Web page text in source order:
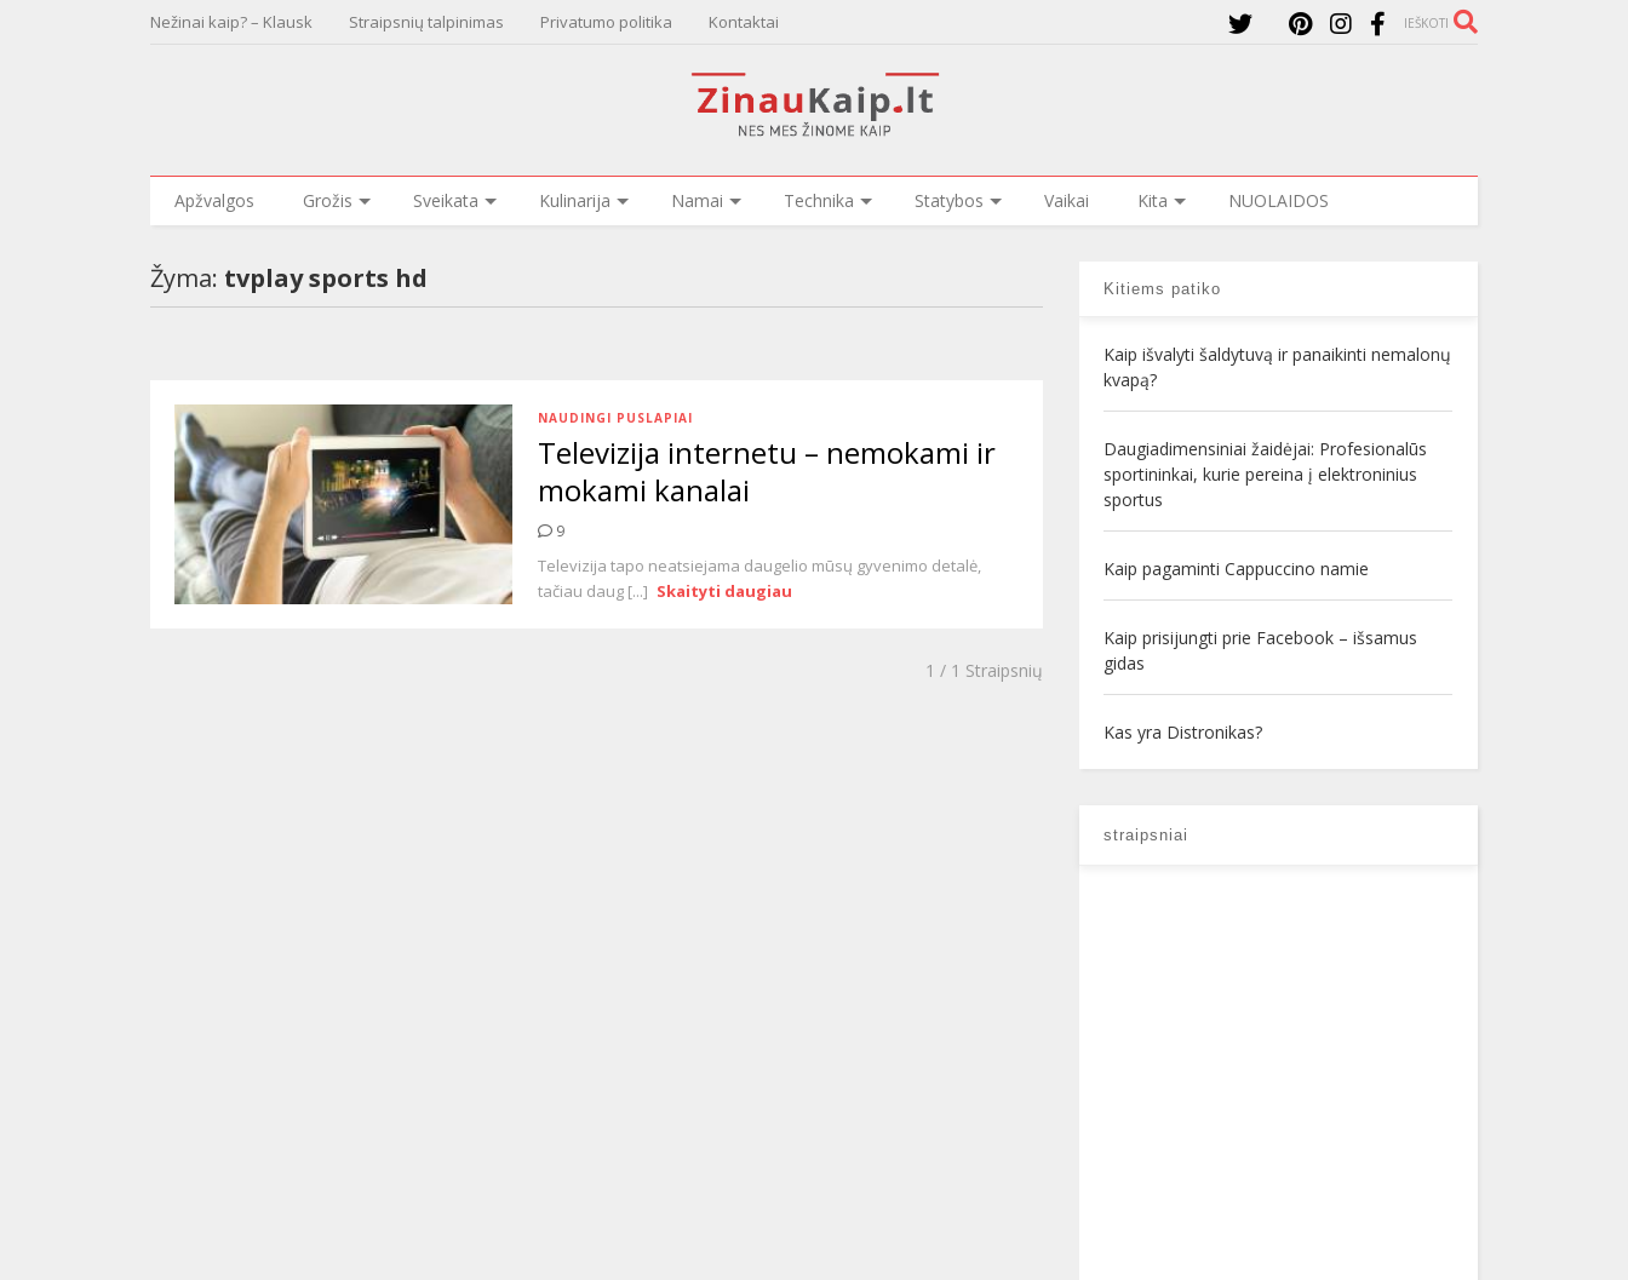
Nežinai kaip? – Klausk Straipsnių talpinimas Privatumo politika Kontaktai IEŠKOTI
Apžvalgos Grožis Sveikata Kulinarija Namai Technika Statybos Vaikai Kita NUOLAIDOS
Žyma: tvplay sports hd
NAUDINGI PUSLAPIAI
Televizija internetu – nemokami ir
mokami kanalai
9
Televizija tapo neatsiejama daugelio mūsų gyvenimo detalė,
tačiau daug [...] Skaityti daugiau
1 / 1 Straipsnių
Kitiems patiko
Kaip išvalyti šaldytuvą ir panaikinti nemalonų
kvapą?
Daugiadimensiniai žaidėjai: Profesionalūs
sportininkai, kurie pereina į elektroninius
sportus
Kaip pagaminti Cappuccino namie
Kaip prisijungti prie Facebook – išsamus
gidas
Kas yra Distronikas?
straipsniai